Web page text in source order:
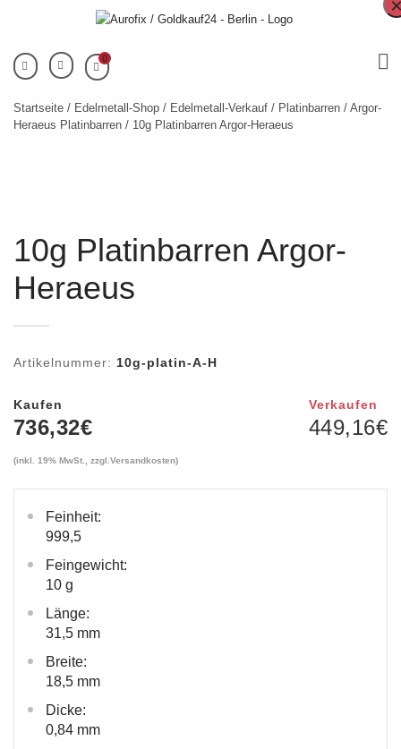
0
Startseite / Edelmetall-Shop / Edelmetall-Verkauf / Platinbarren / Argor-
Heraeus Platinbarren / 10g Platinbarren Argor-Heraeus
10g Platinbarren Argor-
Heraeus
Artikelnummer: 10g-platin-A-H
Kaufen
736,32€
Verkaufen
449,16€
(inkl. 19% MwSt., zzgl. Versandkosten)
Feinheit:
999,5
Feingewicht:
10 g
Länge:
31,5 mm
Breite:
18,5 mm
Dicke:
0,84 mm